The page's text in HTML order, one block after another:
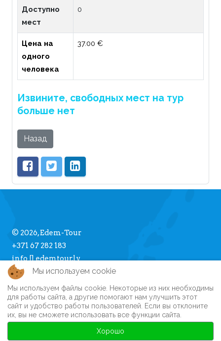
Доступно
мест
0
Цена на
одного
человека
37.00 €
Извините, свободных мест на тур
больше нет
Назад
© 2026, Edem-Tour
+371 67 282 183
info [] edemtour.lv
Про Edem-Tour
Памятка туристу
Часто задаваемые вопросы Личный кабинет
Регистрация на сайте
Мы используем cookie
Мы используем файлы cookie. Некоторые из них необходимы
для работы сайта, а другие помогают нам улучшить этот
сайт и удобство работы пользователей. Если вы отклоните
их, вы не сможете использовать все функции сайта.
Хорошо